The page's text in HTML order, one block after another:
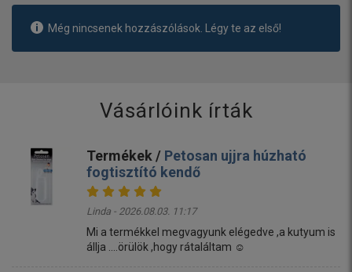
Még nincsenek hozzászólások. Légy te az első!
Vásárlóink írták
Termékek / Petosan ujjra húzható
fogtisztító kendő
Linda - 2026.08.03. 11:17
Mi a termékkel megvagyunk elégedve ,a kutyum is
állja ....örülök ,hogy rátaláltam ☺️